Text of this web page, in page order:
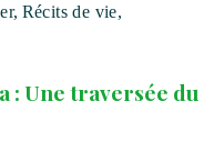
, Récits de vie,
: Une traversée du